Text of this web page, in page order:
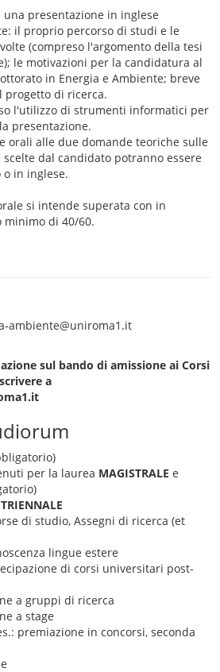
una presentazione in inglese
il proprio percorso di studi e le
(compreso l'argomento della tesi
le motivazioni per la candidatura al
in Energia e Ambiente; breve
progetto di ricerca.
l'utilizzo di strumenti informatici per
presentazione.
orali alle due domande teoriche sulle
dal candidato potranno essere
in inglese.
si intende superata con in
minimo di 40/60.
ambiente@uniroma1.it
sul bando di amissione ai Corsi
a
per la laurea MAGISTRALE e
TRIENNALE
di studio, Assegni di ricerca (et
lingue estere
di corsi universitari post-
a gruppi di ricerca
a stage
premiazione in concorsi, seconda